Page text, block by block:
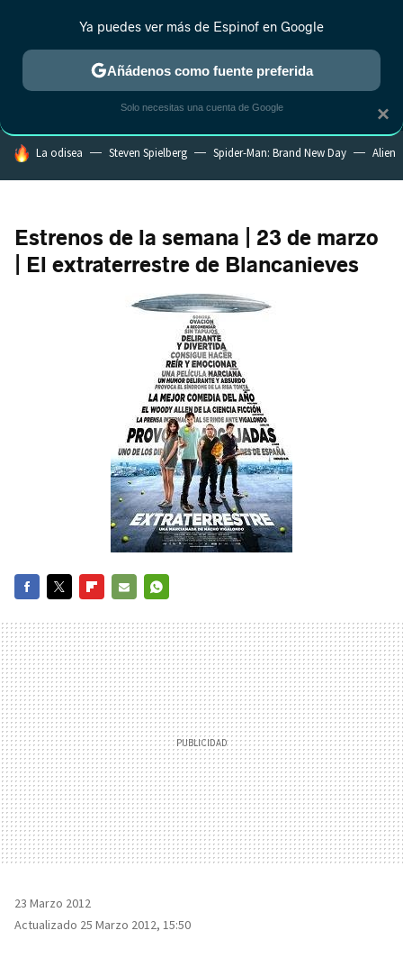
MENÚ NUEVO
ESTRENOS REALITY ANIME RANKINGS CINE
HOY SE HABLA DE
La odisea Steven Spielberg Spider-Man: Brand New Day Alien
Estrenos de la semana | 23 de marzo
| El extraterrestre de Blancanieves
MAIL
23 Marzo 2012
Actualizado 25 Marzo 2012, 15:50
×
Ya puedes ver más de Espinof en Google
Añádenos como fuente preferida
Solo necesitas una cuenta de Google